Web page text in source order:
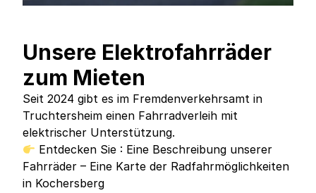
Unsere Elektrofahrräder
zum Mieten
Seit 2024 gibt es im Fremdenverkehrsamt in
Truchtersheim einen Fahrradverleih mit
elektrischer Unterstützung.
Entdecken Sie : Eine Beschreibung unserer
Fahrräder – Eine Karte der Radfahrmöglichkeiten
in Kochersberg